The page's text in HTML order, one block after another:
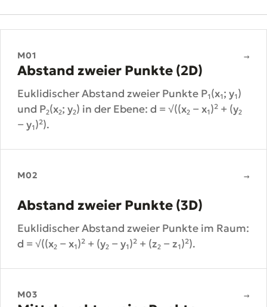
M01 →
Abstand zweier Punkte (2D)
Euklidischer Abstand zweier Punkte P₁(x₁; y₁)
und P₂(x₂; y₂) in der Ebene: d = √((x₂ − x₁)² + (y₂
− y₁)²).
M02 →
Abstand zweier Punkte (3D)
Euklidischer Abstand zweier Punkte im Raum:
d = √((x₂ − x₁)² + (y₂ − y₁)² + (z₂ − z₁)²).
M03 →